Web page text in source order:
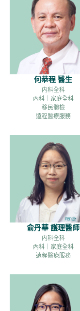
何恭程 醫生
内科全科
內科｜家庭全科
移民體檢
遠程醫療服務
俞丹華 護理醫師
内科全科
內科｜家庭全科
遠程醫療服務